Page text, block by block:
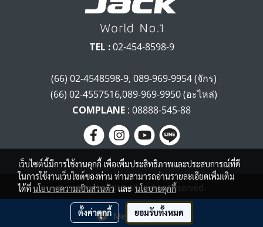
Message Us
TEL :02-454-8598-9
(66) 02-4548598-9, 089-969-9954 (จักร)
(66) 02-4557516,089-969-9950 (อะไหล่)
COMPLANE : 08888-545-88
© Copyright 2018 All Rights Reserved.
ผู้เข้าชมวันนี้
406
เว็บไซต์นี้มีการใช้งานคุกกี้ เพื่อเพิ่มประสิทธิภาพและประสบการณ์ที่ดี
ในการใช้งานเว็บไซต์ของท่าน ท่านสามารถอ่านรายละเอียดเพิ่มเติม
ได้ที่นโยบายความเป็นส่วนตัวและ นโยบายคุกกี้
ตั้งค่าคุกกี้ ยอมรับทั้งหมด